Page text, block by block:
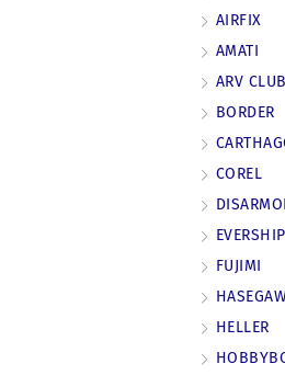
AIRFIX
AMATI
ARV CLUB
BORDER
COREL
FUJIMI
HELLER